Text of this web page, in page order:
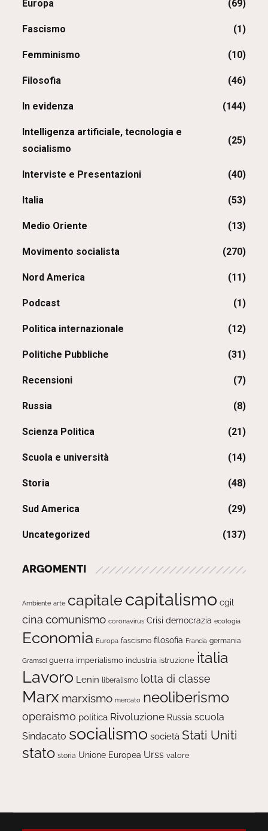
Europa (69)
Fascismo (1)
Femminismo (10)
Filosofia (46)
In evidenza (144)
Intelligenza artificiale, tecnologia e
socialismo
(25)
Interviste e Presentazioni (40)
Italia (53)
Medio Oriente (13)
Movimento socialista (270)
Nord America (11)
Podcast (1)
Politica internazionale (12)
Politiche Pubbliche (31)
Recensioni (7)
Russia (8)
Scienza Politica (21)
Scuola e università (14)
Storia (48)
Sud America (29)
Uncategorized (137)
ARGOMENTI
Ambiente arte capitale capitalismo cgil
cina comunismo coronavirus Crisi democrazia ecologia
Economia Europa fascismo filosofia Francia germania
Gramsci guerra imperialismo industria istruzione italia
Lavoro Lenin liberalismo lotta di classe
Marx marxismo mercato neoliberismo
operaismo politica Rivoluzione Russia scuola
Sindacato socialismo società Stati Uniti
stato storia Unione Europea Urss valore